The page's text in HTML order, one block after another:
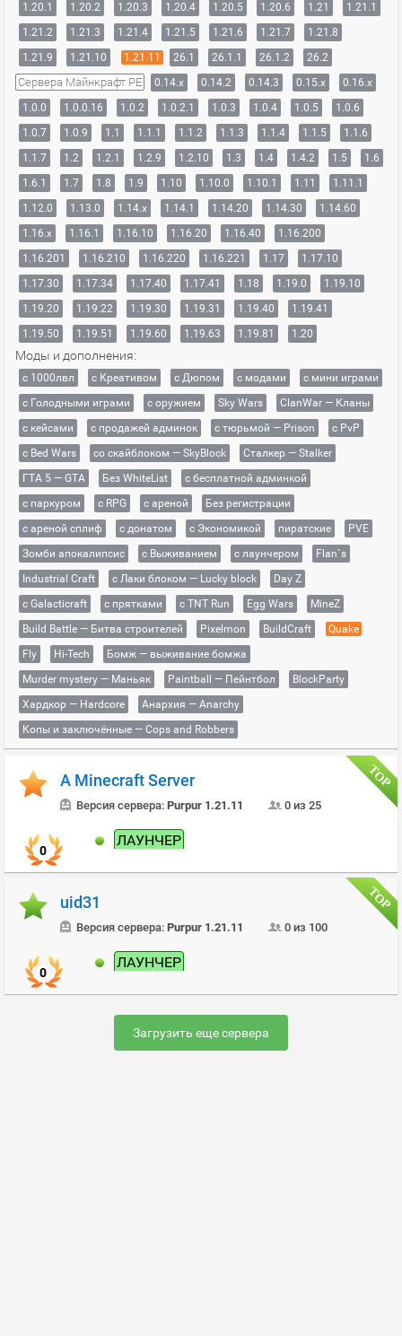
1.20.1
1.20.2 1.20.3 1.20.4 1.20.5 1.20.6 1.21
1.21.1
1.21.2
1.21.3 1.21.4 1.21.5 1.21.6 1.21.7
1.21.8
1.21.9
1.21.10 1.21.11 26.1 26.1.1 26.1.2 26.2
Сервера Майнкрафт PE 0.14.x 0.14.2 0.14.3 0.15.x
0.16.x
1.0.0
1.0.0.16 1.0.2 1.0.2.1 1.0.3 1.0.4 1.0.5
1.0.6
1.0.7
1.0.9 1.1 1.1.1 1.1.2 1.1.3 1.1.4 1.1.5
1.1.6
1.1.7
1.2 1.2.1 1.2.9 1.2.10 1.3 1.4 1.4.2 1.5
1.6
1.6.1
1.7 1.8 1.9 1.10 1.10.0 1.10.1 1.11
1.11.1
1.12.0
1.13.0 1.14.x 1.14.1 1.14.20 1.14.30
1.14.60
1.16.x
1.16.1 1.16.10 1.16.20 1.16.40
1.16.200
1.16.201
1.16.210 1.16.220 1.16.221 1.17
1.17.10
1.17.30
1.17.34 1.17.40 1.17.41 1.18 1.19.0
1.19.10
1.19.20
1.19.22 1.19.30 1.19.31 1.19.40
1.19.41
1.19.50
1.19.51 1.19.60 1.19.63 1.19.81 1.20
Моды и дополнения:
с 1000лвл c Креативом с Дюпом с модами
с мини играми
с Голодными играми
с оружием Sky Wars
ClanWar — Кланы
с кейсами
с продажей админок с тюрьмой — Prison
с PvP
с Bed Wars
со скайблоком — SkyBlock
Сталкер — Stalker
ГТА 5 — GTA
Без WhiteList
с бесплатной админкой
с паркуром
с RPG с ареной
Без регистрации
с ареной сплиф
с донатом с Экономикой пиратские
PVE
Зомби апокалипсис
с Выживанием с лаунчером
Flan`s
Industrial Craft
с Лаки блоком — Lucky block
Day Z
с Galacticraft
с прятками с TNT Run Egg Wars
MineZ
Build Battle — Битва строителей
Pixelmon BuildCraft
Quake
Fly
Hi-Tech
Бомж — выживание бомжа
Murder mystery — Маньяк
Paintball — Пейнтбол
BlockParty
Хардкор — Hardcore
Анархия — Anarchy
Копы и заключённые — Cops and Robbers
A Minecraft Server
Версия сервера: Purpur 1.21.11 0 из 25
0
ЛАУНЧЕР
uid31
Версия сервера: Purpur 1.21.11 0 из 100
0
ЛАУНЧЕР
Загрузить еще сервера